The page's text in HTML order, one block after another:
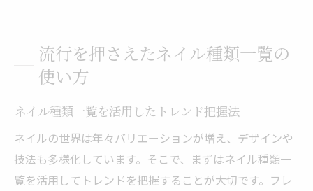
流行を押さえたネイル種類一覧の
使い方
ネイル種類一覧を活用したトレンド把握法
ネイルの世界は年々バリエーションが増え、デザインや
技法も多様化しています。そこで、まずはネイル種類一
覧を活用してトレンドを把握することが大切です。フレ